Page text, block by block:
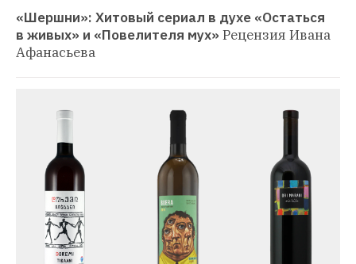
«Шершни»: Хитовый сериал в духе «Остаться
в живых» и «Повелителя мух» Рецензия Ивана
Афанасьева